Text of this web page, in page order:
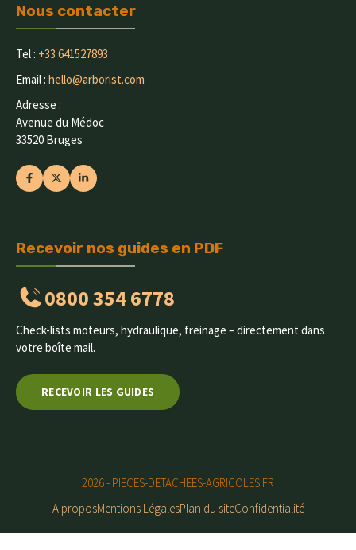
Nous contacter
Tel : +33 641527893
Email : hello@arborist.com
Adresse :
Avenue du Médoc
33520 Bruges
Recevoir nos guides en PDF
0800 354 6778
Check-lists moteurs, hydraulique, freinage – directement dans
votre boîte mail.
RECEVOIR LES GUIDES
2026 - PIECES-DETACHEES-AGRICOLES.FR
A proposMentions LégalesPlan du siteConfidentialité